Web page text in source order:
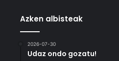
Azken albisteak
2026-07-30
Udaz ondo gozatu!